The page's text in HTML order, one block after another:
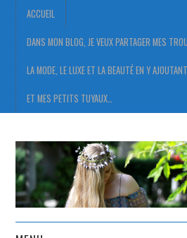
ACCUEIL
DANS MON BLOG, JE VEUX PARTAGER MES
LA MODE, LE LUXE ET LA BEAUTÉ EN Y
ET MES PETITS TUYAUX…